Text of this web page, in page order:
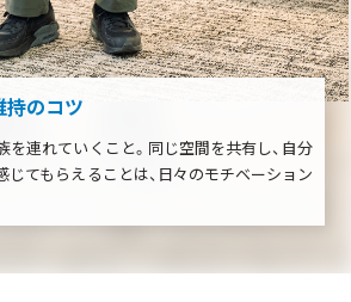
持のコツ
を連れていくこと。同じ空間を共有し、自分
じてもらえることは、日々のモチベーション